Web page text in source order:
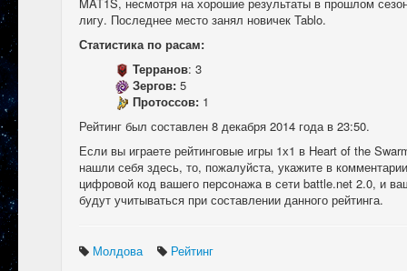
лигу. Последнее место занял новичек Tablo.
Статистика по расам:
Терранов: 3
Зергов: 5
Протоссов: 1
Рейтинг был составлен 8 декабря 2014 года в 23:50.
Если вы играете рейтинговые игры 1х1 в Heart of the
нашли себя здесь, то, пожалуйста, укажите в
цифровой код вашего персонажа в сети battle.net 2.0, и
будут учитываться при составлении данного рейтинга.
Молдова Рейтинг